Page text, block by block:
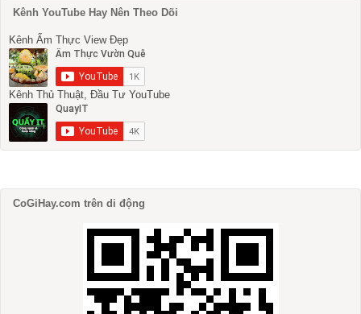
Kênh YouTube Hay Nên Theo Dõi
Kênh Ẩm Thực View Đẹp
Kênh Thủ Thuật, Đầu Tư YouTube
CoGiHay.com trên di động